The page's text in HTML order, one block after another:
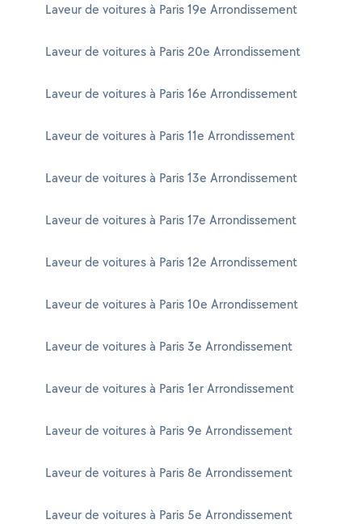
Laveur de voitures à Paris 19e Arrondissement
Laveur de voitures à Paris 20e Arrondissement
Laveur de voitures à Paris 16e Arrondissement
Laveur de voitures à Paris 11e Arrondissement
Laveur de voitures à Paris 13e Arrondissement
Laveur de voitures à Paris 17e Arrondissement
Laveur de voitures à Paris 12e Arrondissement
Laveur de voitures à Paris 10e Arrondissement
Laveur de voitures à Paris 3e Arrondissement
Laveur de voitures à Paris 1er Arrondissement
Laveur de voitures à Paris 9e Arrondissement
Laveur de voitures à Paris 8e Arrondissement
Laveur de voitures à Paris 5e Arrondissement